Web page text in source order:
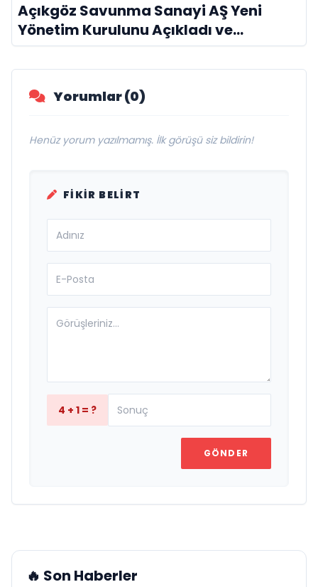
Açıkgöz Savunma Sanayi AŞ Yeni
Yönetim Kurulunu Açıkladı ve
Savunma Sanayinde Küresel Vizyon
Vurgusu
Yorumlar (0)
Henüz yorum yazılmamış. İlk görüşü siz bildirin!
FIKIR BELIRT
4 + 1 = ?
GÖNDER
🔥 Son Haberler